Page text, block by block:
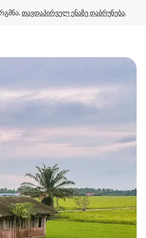
თავდაპირველ ენაზე დაბრუნება.